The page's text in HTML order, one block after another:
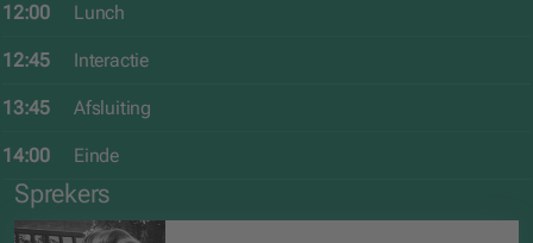
12:00 Lunch
12:45 Interactie
13:45 Afsluiting
14:00 Einde
Sprekers